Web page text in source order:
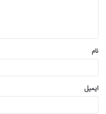
*
نام
ایمیل